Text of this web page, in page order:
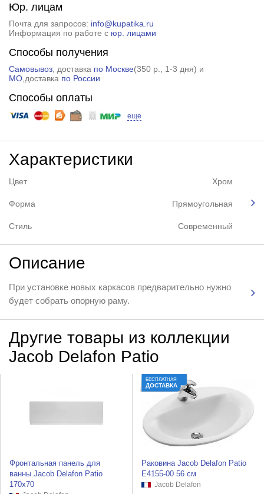
Юр. лицам
Почта для запросов: info@kupatika.ru
Информация по работе с юр. лицами
Способы получения
Самовывоз, доставка по Москве(350 р.
, 1-3 дня) и
МО,доставка по России
Способы оплаты
еще
Характеристики
Цвет Хром
Форма Прямоугольная
Стиль Современный
Описание
При установке новых каркасов предварительно нужно
будет собрать опорную раму.
Другие товары из коллекции
Jacob Delafon Patio
Фронтальная панель для
ванны Jacob Delafon Patio
170x70
БЕСПЛАТНАЯ
ДОСТАВКА
Раковина Jacob Delafon Patio
E4155-00 56 см
Jacob Delafon